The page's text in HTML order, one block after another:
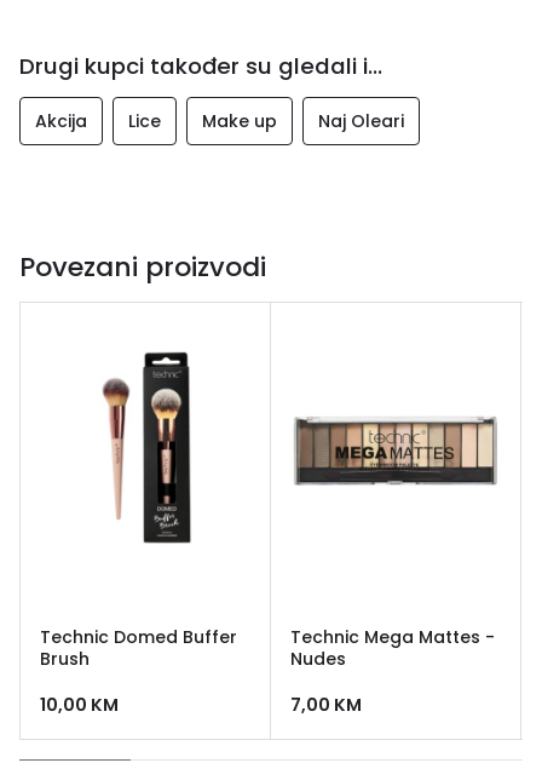
Drugi kupci također su gledali i...
Akcija Lice Make up Naj Oleari
Povezani proizvodi
Technic Domed Buffer
Brush
10,00 KM
Technic Mega Mattes -
Nudes
7,00 KM